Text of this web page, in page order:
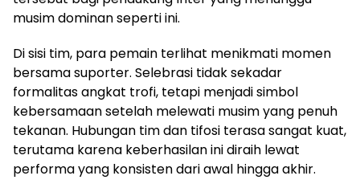
musim dominan seperti ini.
Di sisi tim, para pemain terlihat menikmati momen
bersama suporter. Selebrasi tidak sekadar
formalitas angkat trofi, tetapi menjadi simbol
kebersamaan setelah melewati musim yang penuh
tekanan. Hubungan tim dan tifosi terasa sangat kuat,
terutama karena keberhasilan ini diraih lewat
performa yang konsisten dari awal hingga akhir.